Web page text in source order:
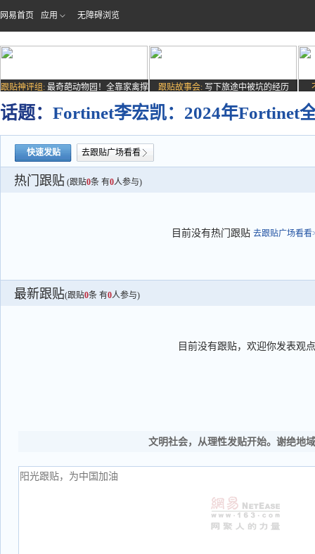
网易首页 应用 无障碍浏览
跟贴神评组: 最奇葩动物园！全靠家禽撑
跟贴故事会: 写下旅途中被坑的经历
话题： Fortinet李宏凯：2024年Fortinet
快速发贴 去跟贴广场看看
热门跟贴 (跟贴0条 有0人参与)
目前没有热门跟贴 去跟贴广场看看
最新跟贴(跟贴0条 有0人参与)
目前没有跟贴，欢迎你发表观点
文明社会，从理性发贴开始。谢绝地